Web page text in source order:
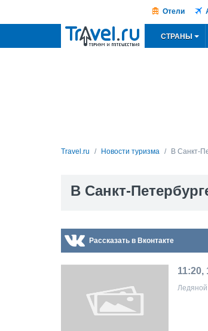
Отели
СТРАНЫ
Travel.ru Новости туризма В Санкт-
В Санкт-
Рассказать в Вконтакте
11:20,
Ледяной